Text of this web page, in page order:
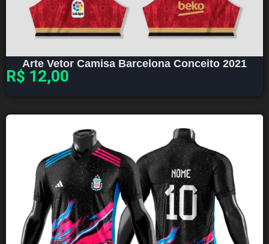
Arte Vetor Camisa Barcelona Conceito 2021
R$ 12,00